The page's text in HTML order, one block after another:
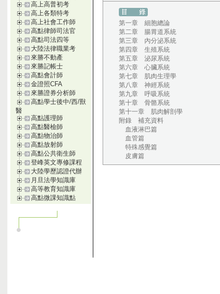
高上高普初考
高上各類特考
高上社會工作師
高點律師司法官
高點司法四等
大陸法律職業考
來勝不動產
來勝記帳士
高點會計師
金證照CFA
來勝證券分析師
高點學士後中/西/獸
醫
高點護理師
高點醫檢師
高點物治師
高點放射師
高點公共衛生師
登峰英文專修課程
大陸學歷認證代辦
月旦法學知識庫
高等教育知識庫
高點微課知識點
第一章 細胞總論
第二章 腸胃道系統
第三章 內分泌系統
第四章 生殖系統
第五章 泌尿系統
第六章 心臟系統
第七章 肌肉生理學
第八章 神經系統
第九章 呼吸系統
第十章 骨骼系統
第十一章 肌肉解剖學
附錄 補充資料
血液淋巴篇
血管篇
特殊感覺篇
皮膚篇